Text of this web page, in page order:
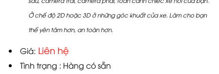
Ở chế độ 2D hoặc 3D ở những góc khuất của xe. Làm cho bạn
thế yên tâm hơn, an toàn hơn.
Giá: Liên hệ
Tình trạng : Hàng có sẵn